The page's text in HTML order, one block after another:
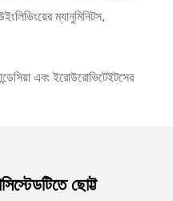
ম্যানুমিনিটস,
এবং ইরোউরোভিটেইটসের
ছোট্ট